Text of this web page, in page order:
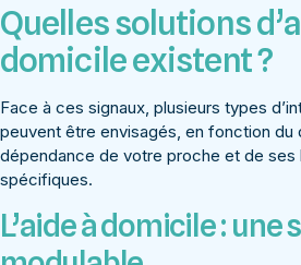
Quelles solutions
domicile existent ?
Face à ces signaux, plusieurs types
peuvent être envisagés, en fonction du
dépendance de votre proche et de ses
spécifiques.
L’aide à domicile : une